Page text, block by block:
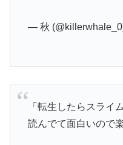
— 秋
「転生したらスライ
読んでて面白いので